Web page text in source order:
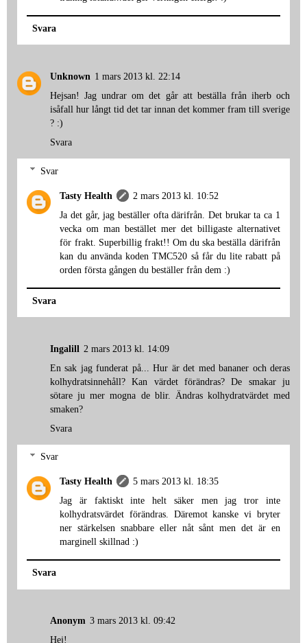
Svara
Unknown 1 mars 2013 kl. 22:14
Hejsan! Jag undrar om det går att beställa från iherb och
isåfall hur långt tid det tar innan det kommer fram till sverige
? :)
Svara
Svar
Tasty Health
2 mars 2013 kl. 10:52
Ja det går, jag beställer ofta därifrån. Det brukar ta ca 1
vecka om man bestället mer det billigaste alternativet
för frakt. Superbillig frakt!! Om du ska beställa därifrån
kan du använda koden TMC520 så får du lite rabatt på
orden första gången du beställer från dem :)
Svara
Ingalill 2 mars 2013 kl. 14:09
En sak jag funderat på... Hur är det med bananer och deras
kolhydratsinnehåll? Kan värdet förändras? De smakar ju
sötare ju mer mogna de blir. Ändras kolhydratvärdet med
smaken?
Svara
Svar
Tasty Health
5 mars 2013 kl. 18:35
Jag är faktiskt inte helt säker men jag tror inte
kolhydratsvärdet förändras. Däremot kanske vi bryter
ner stärkelsen snabbare eller nåt sånt men det är en
marginell skillnad :)
Svara
Anonym 3 mars 2013 kl. 09:42
Hej!